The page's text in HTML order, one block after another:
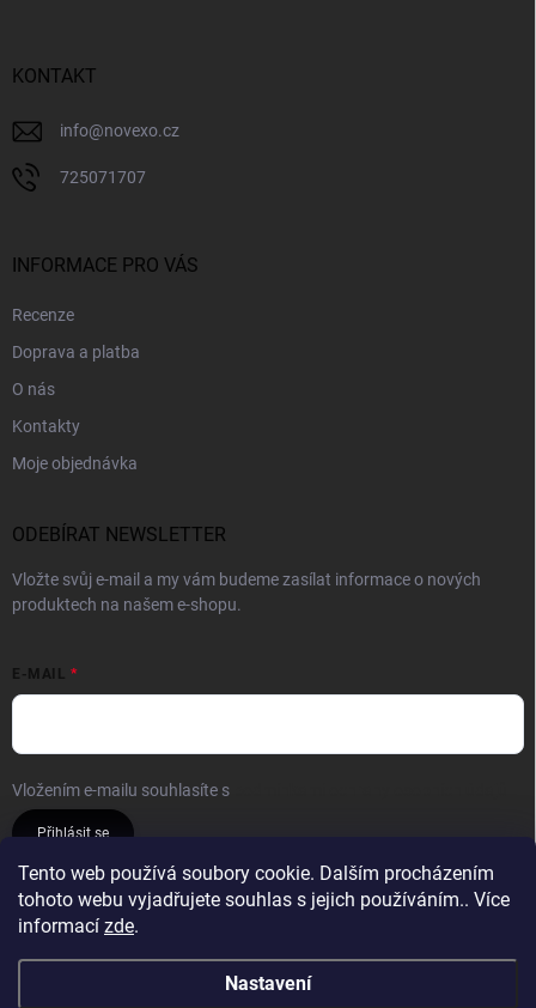
Tento web používá soubory cookie. Dalším procházením
tohoto webu vyjadřujete souhlas s jejich používáním.. Více
informací zde.
Nastavení
KONTAKT
info@novexo.cz
725071707
INFORMACE PRO VÁS
Recenze
Doprava a platba
O nás
Kontakty
Moje objednávka
ODEBÍRAT NEWSLETTER
Vložte svůj e-mail a my vám budeme zasílat informace o nových
produktech na našem e-shopu.
E-MAIL
Vložením e-mailu souhlasíte s
Přihlásit se
Reklamace a vrácení
Podmínky ochrany osobních údajů